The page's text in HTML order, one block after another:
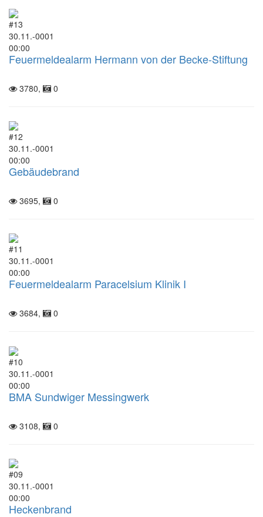
#13
30.11.-0001
00:00
Feuermeldealarm Hermann von der Becke-Stiftung
3780, 0
#12
30.11.-0001
00:00
Gebäudebrand
3695, 0
#11
30.11.-0001
00:00
Feuermeldealarm Paracelsium Klinik I
3684, 0
#10
30.11.-0001
00:00
BMA Sundwiger Messingwerk
3108, 0
#09
30.11.-0001
00:00
Heckenbrand